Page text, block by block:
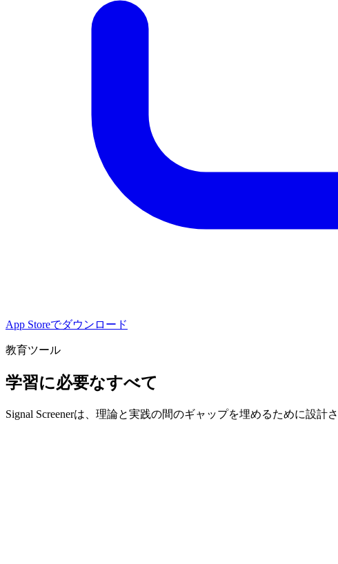
App Storeでダウンロード
教育ツール
学習に必要なすべて
Signal Screenerは、理論と実践の間のギャップを埋めるために設計